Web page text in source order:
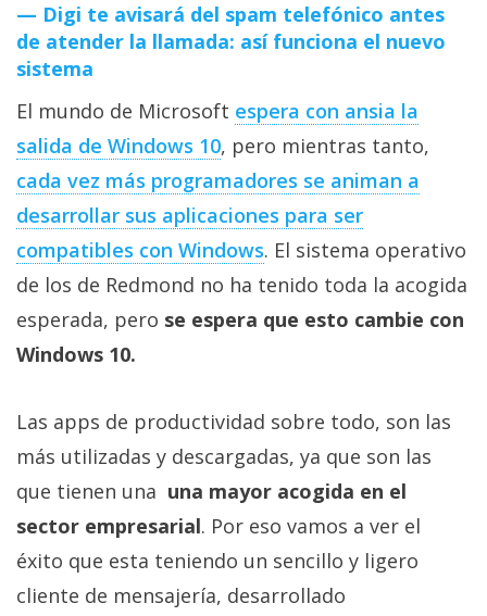
Sistemas
operativos
Profesional
+
Más
temas
Sorteos
Contacto
/
Sobre
nosotros
/
Publicidad
Digi te avisará del spam telefónico antes
de atender la llamada: así funciona el nuevo
sistema
El mundo de Microsoft espera con ansia la
salida de Windows 10, pero mientras tanto,
cada vez más programadores se animan a
desarrollar sus aplicaciones para ser
compatibles con Windows. El sistema operativo
de los de Redmond no ha tenido toda la acogida
esperada, pero se espera que esto cambie con
Windows 10.
Las apps de productividad sobre todo, son las
más utilizadas y descargadas, ya que son las
que tienen una una mayor acogida en el
sector empresarial. Por eso vamos a ver el
éxito que esta teniendo un sencillo y ligero
cliente de mensajería, desarrollado